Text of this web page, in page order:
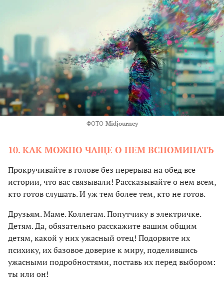
ФОТО Midjourney
10. КАК МОЖНО ЧАЩЕ О НЕМ ВСПОМИНАТЬ
Прокручивайте в голове без перерыва на обед все
истории, что вас связывали! Рассказывайте о нем всем,
кто готов слушать. И уж тем более тем, кто не готов.
Друзьям. Маме. Коллегам. Попутчику в электричке.
Детям. Да, обязательно расскажите вашим общим
детям, какой у них ужасный отец! Подорвите их
психику, их базовое доверие к миру, поделившись
ужасными подробностями, поставь их перед выбором:
ты или он!